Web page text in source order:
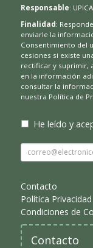
Responsable:
Finalidad:
enviarle la
Consentimiento del
cesiones si existe
rectificar y suprimir,
en la información
consultar la
nuestra Política de
He leído y
Contacto
Política Privacidad
Condiciones de
Contacto